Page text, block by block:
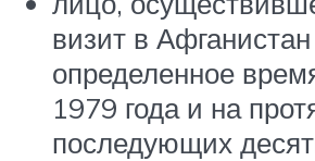
визит в
определенное
1979 года и на
последующих